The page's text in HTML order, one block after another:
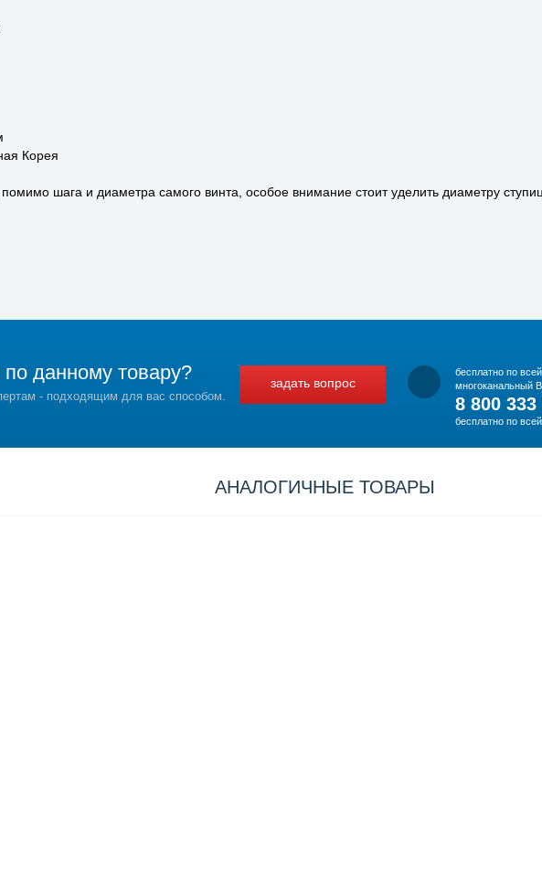
Корея
шага и диаметра самого винта, особое внимание стоит уделить диаметру
данному товару?
- подходящим для вас способом.
задать вопрос
бесплатно по
многоканальный
8 800 333
бесплатно по
АНАЛОГИЧНЫЕ ТОВАРЫ